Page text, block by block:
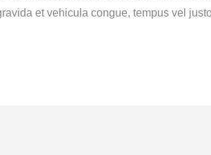
et vehicula congue, tempus vel